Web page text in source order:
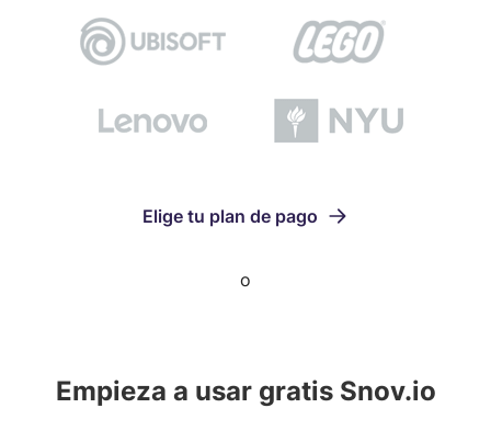
Elige tu plan de pago
o
Empieza a usar gratis Snov.io